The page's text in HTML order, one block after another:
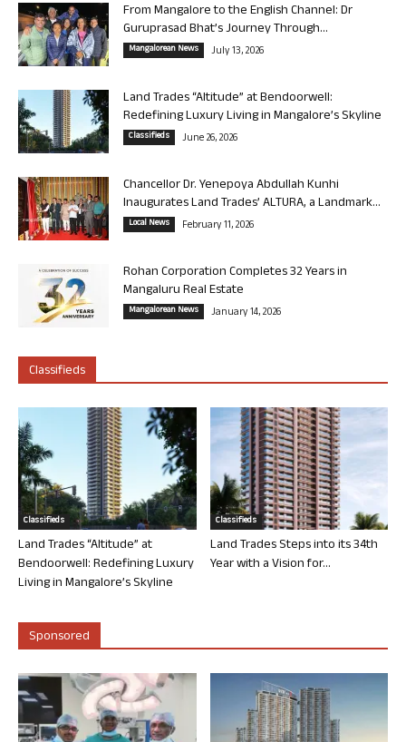
From Mangalore to the English Channel: Dr
Guruprasad Bhat’s Journey Through...
Mangalorean News July 13, 2026
Land Trades “Altitude” at Bendoorwell:
Redefining Luxury Living in Mangalore’s Skyline
Classifieds June 26, 2026
Chancellor Dr. Yenepoya Abdullah Kunhi
Inaugurates Land Trades’ ALTURA, a Landmark...
Local News February 11, 2026
Rohan Corporation Completes 32 Years in
Mangaluru Real Estate
Mangalorean News January 14, 2026
Classifieds
Classifieds
Land Trades “Altitude” at
Bendoorwell: Redefining Luxury
Living in Mangalore’s Skyline
Classifieds
Land Trades Steps into its 34th
Year with a Vision for...
Sponsored